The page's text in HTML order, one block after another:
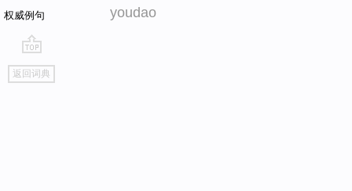
权威例句
go
top
返回词典
youdao